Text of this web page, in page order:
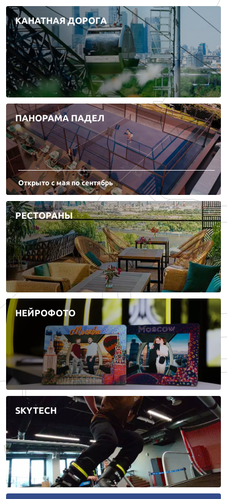
КАНАТНАЯ ДОРОГА
ПАНОРАМА ПАДЕЛ
Открыто с мая по сентябрь
РЕСТОРАНЫ
НЕЙРОФОТО
SKYTECH